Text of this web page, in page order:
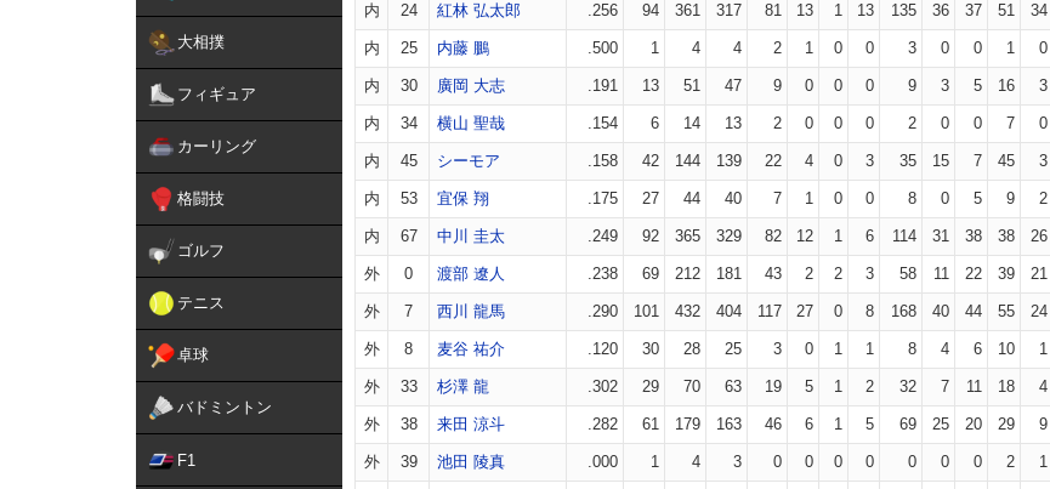
大相撲
フィギュア
カーリング
格闘技
ゴルフ
テニス
卓球
バドミントン
F1
内 24 紅林 弘太郎 .256 94 361 317 81 13 1 13 135 36 37 51 34
内 25 内藤 鵬 .500 1 4 4 2 1 0 0 3 0 0 1 0
内 30 廣岡 大志 .191 13 51 47 9 0 0 0 9 3 5 16 3
内 34 横山 聖哉 .154 6 14 13 2 0 0 0 2 0 0 7 0
内 45 シーモア .158 42 144 139 22 4 0 3 35 15 7 45 3
内 53 宜保 翔 .175 27 44 40 7 1 0 0 8 0 5 9 2
内 67 中川 圭太 .249 92 365 329 82 12 1 6 114 31 38 38 26
外 0 渡部 遼人 .238 69 212 181 43 2 2 3 58 11 22 39 21
外 7 西川 龍馬 .290 101 432 404 117 27 0 8 168 40 44 55 24
外 8 麦谷 祐介 .120 30 28 25 3 0 1 1 8 4 6 10 1
外 33 杉澤 龍 .302 29 70 63 19 5 1 2 32 7 11 18 4
外 38 来田 涼斗 .282 61 179 163 46 6 1 5 69 25 20 29 9
外 39 池田 陵真 .000 1 4 3 0 0 0 0 0 0 0 2 1